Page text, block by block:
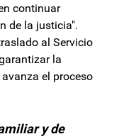
continuar
de la justicia".
al Servicio
la
el proceso
y de